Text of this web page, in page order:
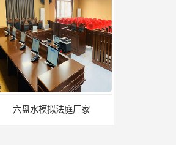
承德心理咨询录像室厂家